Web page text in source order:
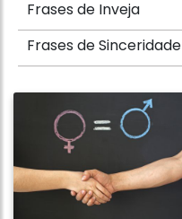
Frases de Inveja
Frases de Sinceridade